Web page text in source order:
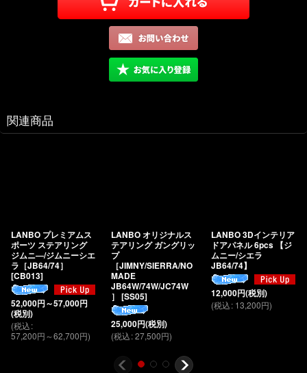
関連商品
LANBO プレミアムス
ポーツ ステアリング
ジムニ―/ジムニーシエ
ラ［JB64/74］
[CB013]
52,000円～57,000円
(税別)
(税込:
57,200円～62,700円)
LANBO オリジナルス
テアリング ガングリッ
プ
［JIMNY/SIERRA/NO
MADE
JB64W/74W/JC74W
］ [SS05]
25,000円(税別)
(税込:27,500円)
LANBO 3Dインテリア
ドアパネル 6pcs 【ジ
ムニー/シエラ
JB64/74】
12,000円(税別)
(税込: 13,200円)